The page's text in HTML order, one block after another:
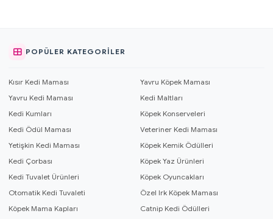
POPÜLER KATEGORILER
Kısır Kedi Maması
Yavru Köpek Maması
Yavru Kedi Maması
Kedi Maltları
Kedi Kumları
Köpek Konserveleri
Kedi Ödül Maması
Veteriner Kedi Maması
Yetişkin Kedi Maması
Köpek Kemik Ödülleri
Kedi Çorbası
Köpek Yaz Ürünleri
Kedi Tuvalet Ürünleri
Köpek Oyuncakları
Otomatik Kedi Tuvaleti
Özel Irk Köpek Maması
Köpek Mama Kapları
Catnip Kedi Ödülleri